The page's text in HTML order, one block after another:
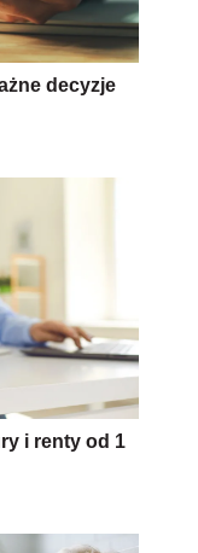
decyzje
i renty od 1